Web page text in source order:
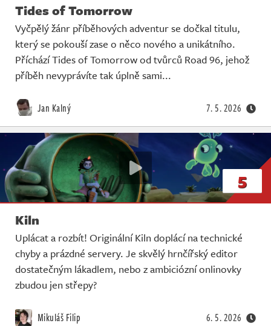
Tides of Tomorrow
Vyčpělý žánr příběhových adventur se dočkal titulu,
který se pokouší zase o něco nového a unikátního.
Příchází Tides of Tomorrow od tvůrců Road 96, jehož
příběh nevyprávíte tak úplně sami...
Jan Kalný 7. 5. 2026
5
Kiln
Uplácat a rozbít! Originální Kiln doplácí na technické
chyby a prázdné servery. Je skvělý hrnčířský editor
dostatečným lákadlem, nebo z ambiciózní onlinovky
zbudou jen střepy?
Mikuláš Filip 6. 5. 2026